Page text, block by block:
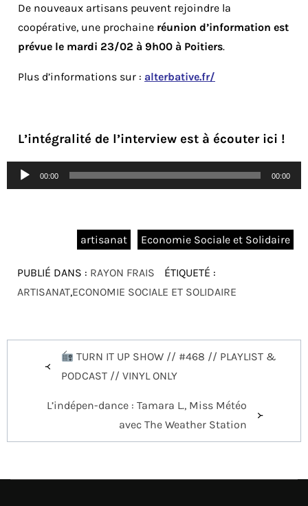
De nouveaux artisans peuvent rejoindre la
coopérative, une prochaine réunion d’information est
prévue le mardi 23/02 à 9h00 à Poitiers.
Plus d’informations sur : alterbative.fr/
L’intégralité de l’interview est à écouter ici !
Lecteur
audio
00:00 00:00
artisanat Economie Sociale et Solidaire
PUBLIÉ DANS : RAYON FRAIS
ÉTIQUETÉ :
ARTISANAT,ECONOMIE SOCIALE ET SOLIDAIRE
NavigationTURN IT UP SHOW // #468 // PLAYLIST &
PODCAST // VINYL ONLY
L’indépen-dance : Tamara L., Miss Météo
avec The Weather Station